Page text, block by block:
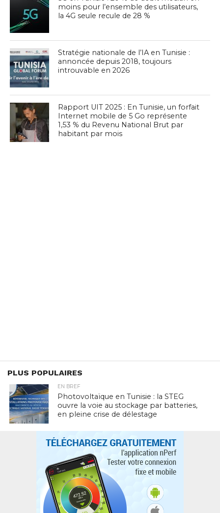
moins pour l’ensemble des utilisateurs,
la 4G seule recule de 28 %
Stratégie nationale de l’IA en Tunisie :
annoncée depuis 2018, toujours
introuvable en 2026
Rapport UIT 2025 : En Tunisie, un forfait
Internet mobile de 5 Go représente
1,53 % du Revenu National Brut par
habitant par mois
PLUS POPULAIRES
EN BREF
Photovoltaïque en Tunisie : la STEG
ouvre la voie au stockage par batteries,
en pleine crise de délestage